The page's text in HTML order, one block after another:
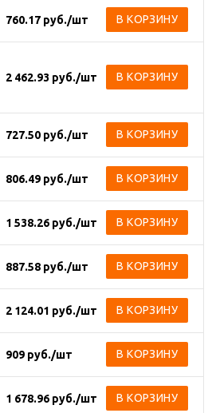
760.17 руб./шт В КОРЗИНУ
2 462.93 руб./шт В КОРЗИНУ
727.50 руб./шт В КОРЗИНУ
806.49 руб./шт В КОРЗИНУ
1 538.26 руб./шт В КОРЗИНУ
887.58 руб./шт В КОРЗИНУ
2 124.01 руб./шт В КОРЗИНУ
909 руб./шт В КОРЗИНУ
1 678.96 руб./шт В КОРЗИНУ